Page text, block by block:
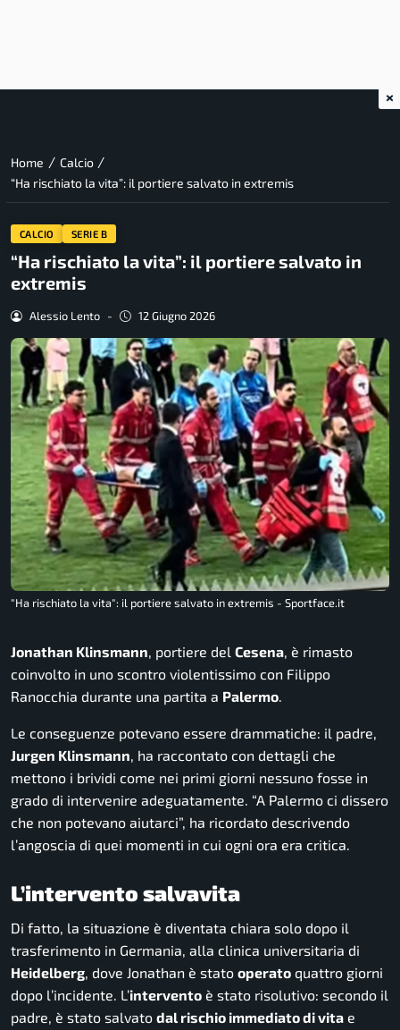
Home / Calcio /
“Ha rischiato la vita”: il portiere salvato in extremis
CALCIO SERIE B
“Ha rischiato la vita”: il portiere salvato in
extremis
Alessio Lento - 12 Giugno 2026
"Ha rischiato la vita": il portiere salvato in extremis - Sportface.it
Jonathan Klinsmann, portiere del Cesena, è rimasto
coinvolto in uno scontro violentissimo con Filippo
Ranocchia durante una partita a Palermo.
Le conseguenze potevano essere drammatiche: il padre,
Jurgen Klinsmann, ha raccontato con dettagli che
mettono i brividi come nei primi giorni nessuno fosse in
grado di intervenire adeguatamente. “A Palermo ci dissero
che non potevano aiutarci”, ha ricordato descrivendo
l’angoscia di quei momenti in cui ogni ora era critica.
L’intervento salvavita
Di fatto, la situazione è diventata chiara solo dopo il
trasferimento in Germania, alla clinica universitaria di
Heidelberg, dove Jonathan è stato operato quattro giorni
dopo l’incidente. L’intervento è stato risolutivo: secondo il
padre, è stato salvato dal rischio immediato di vita e
×